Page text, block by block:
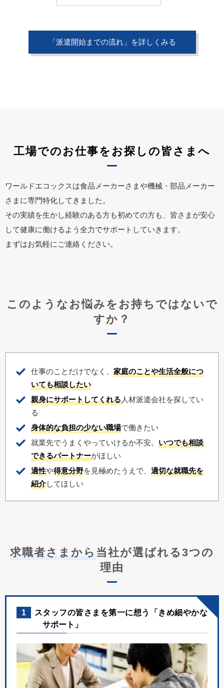
「派遣開始までの流れ」を詳しくみる
工場でのお仕事をお探しの皆さまへ
ワールドエコックスは食品メーカーさまや機械・部品メーカー
さまに専門特化してきました。
その実績を生かし経験のある方も初めての方も、皆さまが安心
して健康に働けるよう全力でサポートしていきます。
まずはお気軽にご連絡ください。
このようなお悩みをお持ちではないで
すか？
仕事のことだけでなく、 家庭のことや生活全般につ
いても相談したい
親身にサポートしてくれる人材派遣会社を探してい
る
身体的な負担の少ない職場で働きたい
就業先でうまくやっていけるか不安。 いつでも相談
できるパートナーがほしい
適性や得意分野を見極めたうえで、 適切な就職先を
紹介してほしい
求職者さまから 当社が選ばれる3つの
理由
1
スタッフの皆さまを第一に想う「きめ細やかな
サポート」